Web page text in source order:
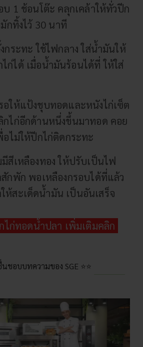
1 ช้อนโต๊ะ คลุกเคล้าให้ทั่วปีก
กทิ้งไว้ 30 นาที
กระทะ ใช้ไฟกลาง ใส่น้ำมันให้
ก่ได้ เมื่อน้ำมันร้อนได้ที่ ให้ใส่
ให้แป้งชุบทอดและหนังไก่เซ็ต
ไก่อีกด้านหนึ่งขึ้นมาทอด คอย
อไม่ให้ปีกไก่ติดกระทะ
สีเหลืองทอง ให้ปรับเป็นไฟ
กพัก พอเหลืองกรอบได้ที่แล้ว
ห้สะเด็ดน้ำมัน เป็นอันเสร็จ
ไก่ทอดน้ำปลา เพิ่มเติมคลิก
นชอบบทความของ SGE ⭐⭐